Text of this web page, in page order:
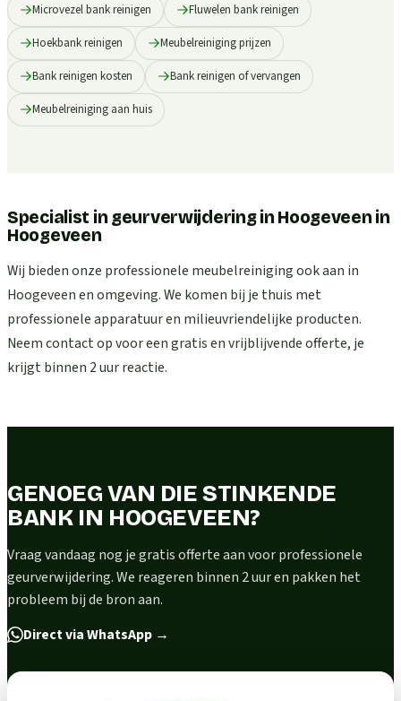
Microvezel bank reinigen Fluwelen bank reinigen
Hoekbank reinigen Meubelreiniging prijzen
Bank reinigen kosten Bank reinigen of vervangen
Meubelreiniging aan huis
Specialist in geurverwijdering in Hoogeveenin
Hoogeveen
Wij bieden onze professionele meubelreiniging ook aan in
Hoogeveen en omgeving. We komen bij je thuis met
professionele apparatuur en milieuvriendelijke producten.
Neem contact op voor een gratis en vrijblijvende offerte, je
krijgt binnen 2 uur reactie.
GENOEG VAN DIE STINKENDE
BANK IN HOOGEVEEN?
Vraag vandaag nog je gratis offerte aan voor professionele
geurverwijdering. We reageren binnen 2 uur en pakken het
probleem bij de bron aan.
Direct via WhatsApp →